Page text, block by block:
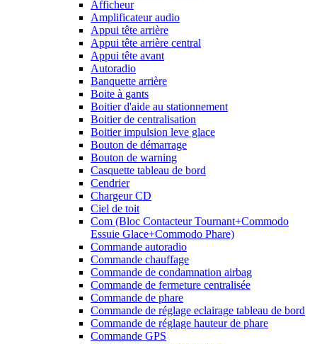
Afficheur
Amplificateur audio
Appui tête arrière
Appui tête arrière central
Appui tête avant
Autoradio
Banquette arrière
Boite à gants
Boitier d'aide au stationnement
Boitier de centralisation
Boitier impulsion leve glace
Bouton de démarrage
Bouton de warning
Casquette tableau de bord
Cendrier
Chargeur CD
Ciel de toit
Com (Bloc Contacteur Tournant+Commodo
Essuie Glace+Commodo Phare)
Commande autoradio
Commande chauffage
Commande de condamnation airbag
Commande de fermeture centralisée
Commande de phare
Commande de réglage eclairage tableau de bord
Commande de réglage hauteur de phare
Commande GPS